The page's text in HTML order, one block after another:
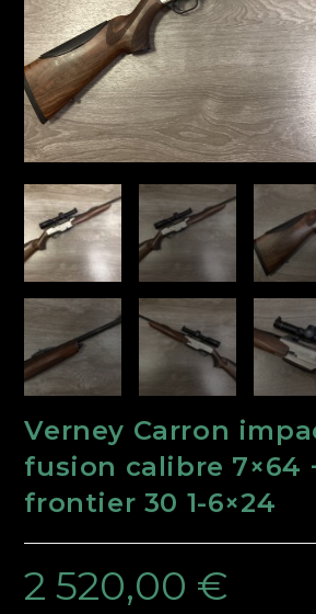
Verney Carron
fusion calibre 7×64
frontier 30 1-6×24
2 520,00 €